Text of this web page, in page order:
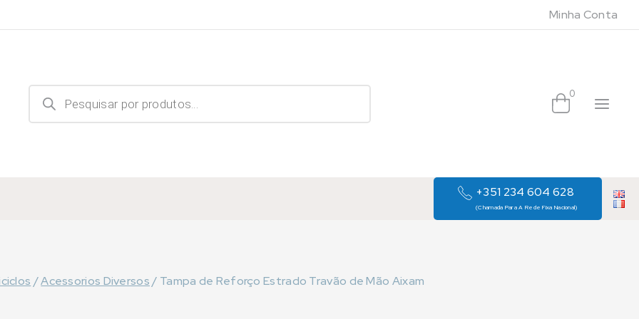
Minha Conta
Products
search 0
+351 234 604 628
(Chamada Para A Rede Fixa Nacional)
/Acessorios Diversos / Tampa de Reforço Estrado Travão de Mão Aixam